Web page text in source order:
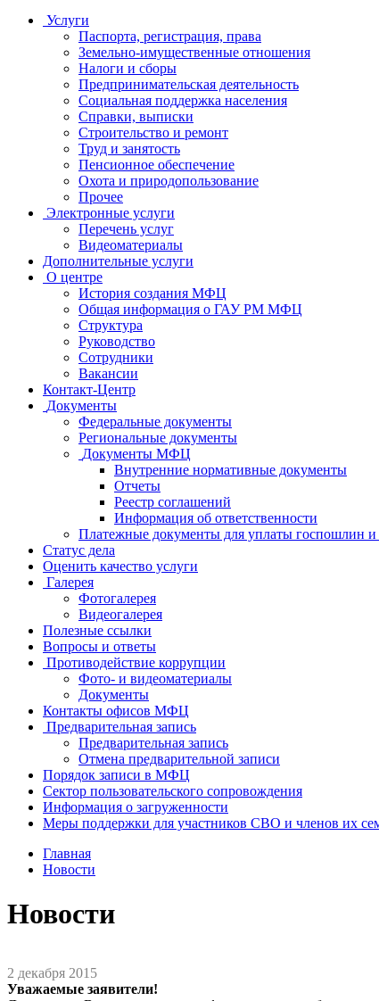
Услуги
Паспорта, регистрация, права
Земельно-имущественные отношения
Налоги и сборы
Предпринимательская деятельность
Социальная поддержка населения
Справки, выписки
Строительство и ремонт
Труд и занятость
Пенсионное обеспечение
Охота и природопользование
Прочее
Электронные услуги
Перечень услуг
Видеоматериалы
Дополнительные услуги
О центре
История создания МФЦ
Общая информация о ГАУ РМ МФЦ
Структура
Руководство
Сотрудники
Вакансии
Контакт-Центр
Документы
Федеральные документы
Региональные документы
Документы МФЦ
Внутренние нормативные документы
Отчеты
Реестр соглашений
Информация об ответственности
Платежные документы для уплаты госпошлин
Статус дела
Оценить качество услуги
Галерея
Фотогалерея
Видеогалерея
Полезные ссылки
Вопросы и ответы
Противодействие коррупции
Фото- и видеоматериалы
Документы
Контакты офисов МФЦ
Предварительная запись
Предварительная запись
Отмена предварительной записи
Порядок записи в МФЦ
Сектор пользовательского сопровождения
Информация о загруженности
Меры поддержки для участников СВО и членов их
Главная
Новости
Новости
2 декабря 2015
Уважаемые заявители!